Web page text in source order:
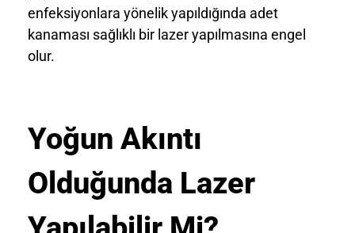
enfeksiyonlara yönelik yapıldığında adet
kanaması sağlıklı bir lazer yapılmasına engel
olur.
Yoğun Akıntı
Olduğunda Lazer